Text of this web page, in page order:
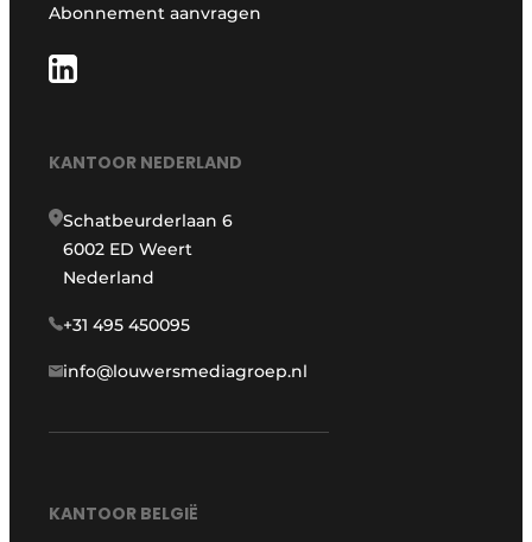
Abonnement aanvragen
KANTOOR NEDERLAND
Schatbeurderlaan 6
6002 ED Weert
Nederland
+31 495 450095
info@louwersmediagroep.nl
KANTOOR BELGIË